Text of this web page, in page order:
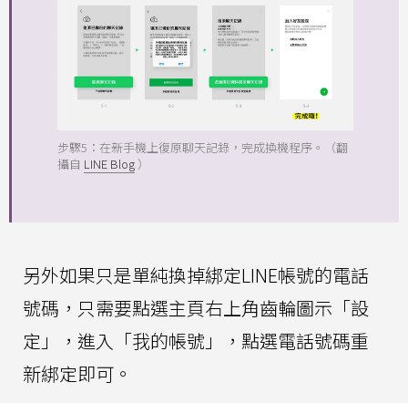
步驟5：在新手機上復原聊天記錄，完成換機程序。（翻
攝自 LINE Blog ）
另外如果只是單純換掉綁定LINE帳號的電話
號碼，只需要點選主頁右上角齒輪圖示「設
定」，進入「我的帳號」，點選電話號碼重
新綁定即可。